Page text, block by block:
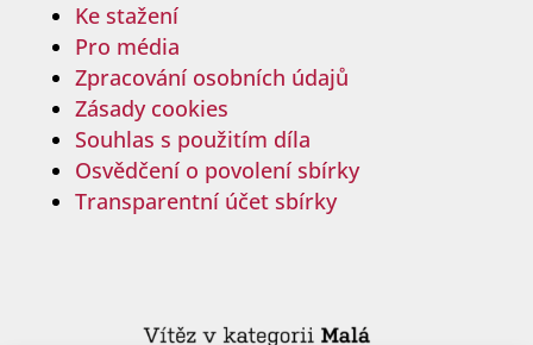
Ke stažení
Pro média
Zpracování osobních údajů
Zásady cookies
Souhlas s použitím díla
Osvědčení o povolení sbírky
Transparentní účet sbírky